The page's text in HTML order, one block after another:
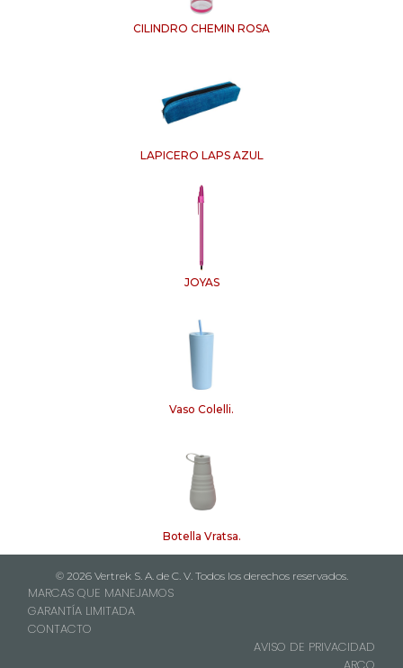
CILINDRO CHEMIN ROSA
LAPICERO LAPS AZUL
JOYAS
Vaso Colelli.
Botella Vratsa.
© 2026 Vertrek S. A. de C. V. Todos los derechos reservados.
MARCAS QUE MANEJAMOS
GARANTÍA LIMITADA
CONTACTO
AVISO DE PRIVACIDAD